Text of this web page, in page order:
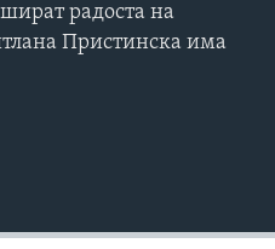
1080p
1080p
радоста на
Пристинска има